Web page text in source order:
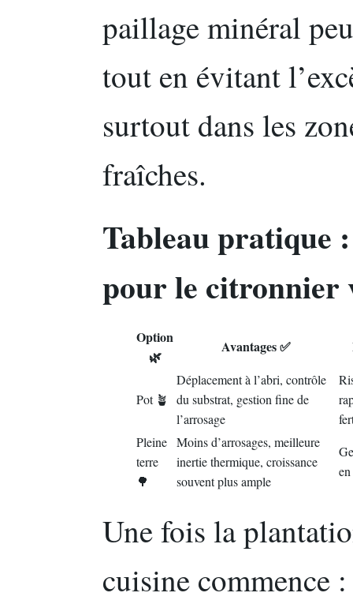
paillage minéral
tout en évitant
surtout dans les
fraîches.
Tableau pratique
pour le citronnier
Option
🌿
Avantages ✅
Pot 🪴
Déplacement à l’abri, contrôle
du substrat, gestion fine de
l’arrosage
Pleine
terre
🌳
Moins d’arrosages, meilleure
inertie thermique, croissance
souvent plus ample
Une fois la
cuisine commence